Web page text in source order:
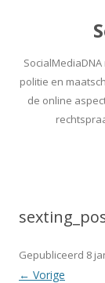
politie en
de online
Gepubliceerd 8
← Vorige